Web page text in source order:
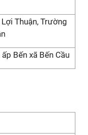
Thuận, Trường
Bến xã Bến Cầu